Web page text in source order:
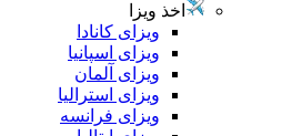
اخذ ویزا
ویزای کانادا
ویزای اسپانیا
ویزای آلمان
ویزای استرالیا
ویزای فرانسه